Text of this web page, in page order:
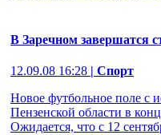
В Заречном завершатся
12.09.08 16:28 | Спорт
Новое футбольное поле с
Пензенской области в
Ожидается, что с 12